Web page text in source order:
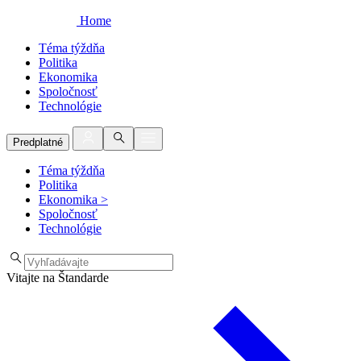
Home
Téma týždňa
Politika
Ekonomika
Spoločnosť
Technológie
Predplatné
Téma týždňa
Politika
Ekonomika >
Spoločnosť
Technológie
Vitajte na Štandarde